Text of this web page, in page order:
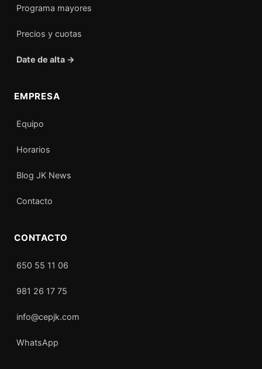
Programa mayores
Precios y cuotas
Date de alta →
EMPRESA
Equipo
Horarios
Blog JK News
Contacto
CONTACTO
650 55 11 06
981 26 17 75
info@cepjk.com
WhatsApp